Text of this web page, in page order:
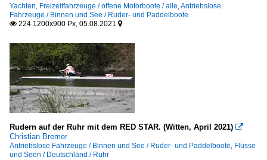
Yachten, Freizeitfahrzeuge / offene Motorboote / alle Antriebslose
Fahrzeuge / Binnen und See / Ruder- und Paddelboote
 224 1200x900 Px, 05.08.2021 
Rudern auf der Ruhr mit dem RED STAR. (Witten, April 2021) 
Christian Bremer
Antriebslose Fahrzeuge / Binnen und See / Ruder- und Paddelboote Flüsse
und Seen / Deutschland / Ruhr